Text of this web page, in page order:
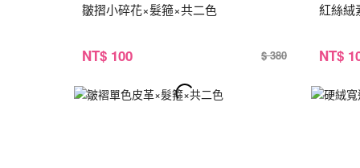
皺摺小碎花×髮箍×共二色
NT$ 100 $ 380
紅絲絨
NT$